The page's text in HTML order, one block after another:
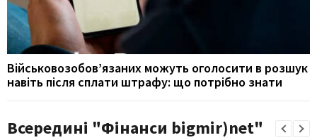
Військовозобов’язаних можуть оголосити в розшук
навіть після сплати штрафу: що потрібно знати
Всередині "Фінанси bigmir)net"